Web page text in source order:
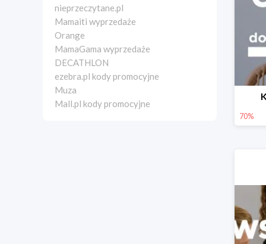
nieprzeczytane.pl
Mamaiti wyprzedaże
Orange
MamaGama wyprzedaże
DECATHLON
ezebra.pl kody promocyjne
Muza
Mall.pl kody promocyjne
70%